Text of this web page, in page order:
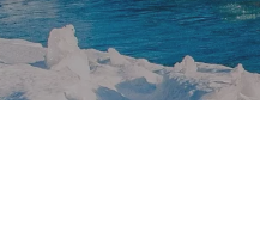
Объекты истории и
Объекты
Топ